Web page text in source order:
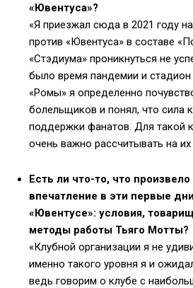
«Ювентуса»?
«Я приезжал сюда в 2021 году
против «Ювентуса» в составе
«Стэдиума» проникнуться не
было время пандемии и
«Ромы» я определенно
болельщиков и понял, что сила
поддержки фанатов. Для такой
очень важно рассчитывать на
Есть ли что-то, что
впечатление в эти первые
«Ювентусе»: условия,
методы работы Тьяго Мотты?
«Клубной организации я не
именно такого уровня я и
ведь говорим о клубе с